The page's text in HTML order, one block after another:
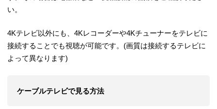
い。
4Kテレビ以外にも、4Kレコーダーや4Kチューナーをテレビに
接続することでも視聴が可能です。(画質は接続するテレビに
よって異なります)
ケーブルテレビで見る方法